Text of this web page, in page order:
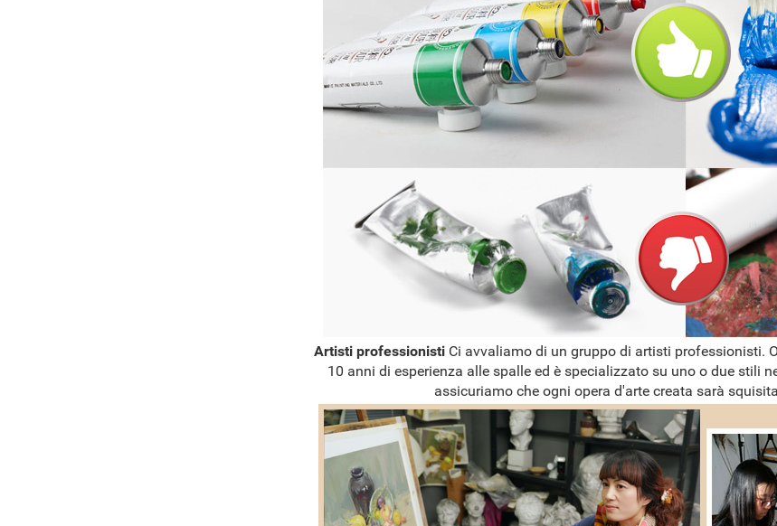
Artisti professionisti Ci avvaliamo di un gruppo di artisti professionisti.
10 anni di esperienza alle spalle ed è specializzato su uno o due stili
assicuriamo che ogni opera d'arte creata sarà